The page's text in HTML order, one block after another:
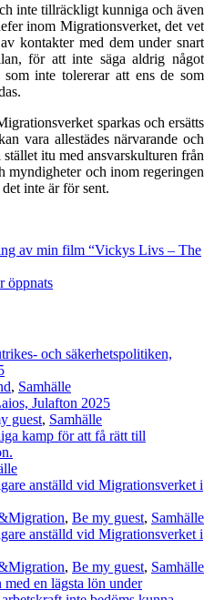
inte tillräckligt kunniga och även
inom Migrationsverket, det vet
kontakter med dem under snart
för att inte säga aldrig något
inte tolererar att ens de som
sparkas och ersätts
vara allestädes närvarande och
itu med ansvarskulturen från
myndigheter och inom regeringen
inte är för sent.
av min film “Vickys Livs – The
öppnats
och säkerhetspolitiken,
, Samhälle
Julafton 2025
guest, Samhälle
kamp för att få rätt till
anställd vid Migrationsverket i
, Be my guest, Samhälle
anställd vid Migrationsverket i
, Be my guest, Samhälle
en lägsta lön under